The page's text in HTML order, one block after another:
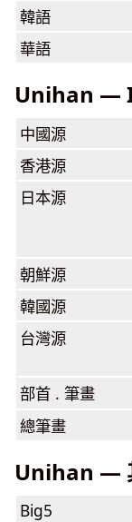
韓語
華語
Unihan —
中國源
香港源
日本源
朝鮮源
韓國源
台灣源
部首 . 筆畫
總筆畫
Unihan —
Big5